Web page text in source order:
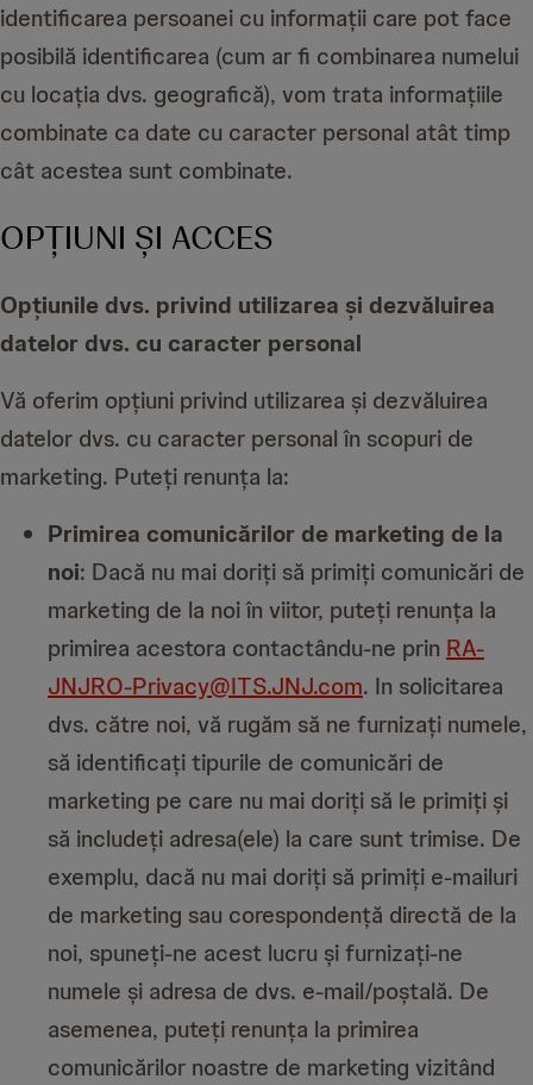
identificarea persoanei cu informații care pot face
posibilă identificarea (cum ar fi combinarea numelui
cu locația dvs. geografică), vom trata informațiile
combinate ca date cu caracter personal atât timp
cât acestea sunt combinate.
OPȚIUNI ȘI ACCES
Opțiunile dvs. privind utilizarea și dezvăluirea
datelor dvs. cu caracter personal
Vă oferim opțiuni privind utilizarea și dezvăluirea
datelor dvs. cu caracter personal în scopuri de
marketing. Puteți renunța la:
Primirea comunicărilor de marketing de la
noi: Dacă nu mai doriți să primiți comunicări de
marketing de la noi în viitor, puteți renunța la
primirea acestora contactându-ne prin RA-
JNJRO-Privacy@ITS.JNJ.com. In solicitarea
dvs. către noi, vă rugăm să ne furnizați numele,
să identificați tipurile de comunicări de
marketing pe care nu mai doriți să le primiți și
să includeți adresa(ele) la care sunt trimise. De
exemplu, dacă nu mai doriți să primiți e-mailuri
de marketing sau corespondență directă de la
noi, spuneți-ne acest lucru și furnizați-ne
numele și adresa de dvs. e-mail/poștală. De
asemenea, puteți renunța la primirea
comunicărilor noastre de marketing vizitând